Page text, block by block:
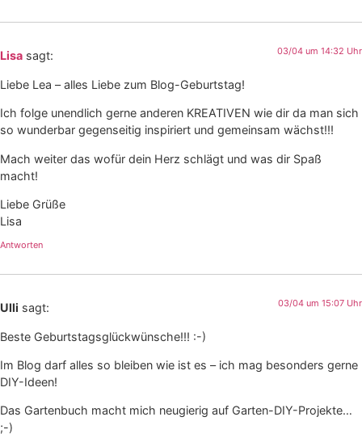
Lisa sagt: 03/04 um 14:32 Uhr
Liebe Lea – alles Liebe zum Blog-Geburtstag!
Ich folge unendlich gerne anderen KREATIVEN wie dir da man sich
so wunderbar gegenseitig inspiriert und gemeinsam wächst!!!
Mach weiter das wofür dein Herz schlägt und was dir Spaß
macht!
Liebe Grüße
Lisa
Antworten
Ulli sagt: 03/04 um 15:07 Uhr
Beste Geburtstagsglückwünsche!!! :-)
Im Blog darf alles so bleiben wie ist es – ich mag besonders gerne
DIY-Ideen!
Das Gartenbuch macht mich neugierig auf Garten-DIY-Projekte…
;-)